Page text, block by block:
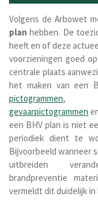
Volgens de Arbowet
plan hebben. De
heeft en of deze
voorzieningen goed
centrale plaats
het maken van een
pictogrammen,
gevaarpictogrammen
een BHV plan is niet
periodiek dient te
Bijvoorbeeld wanneer
uitbreiden
brandpreventie
vermeldt dit duidelijk in